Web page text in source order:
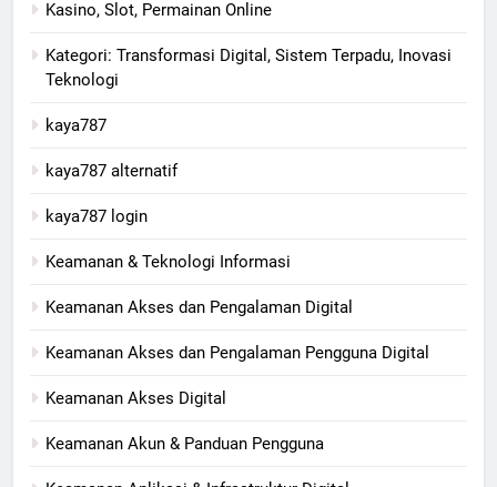
Kasino, Slot, Permainan Online
Kategori: Transformasi Digital, Sistem Terpadu, Inovasi
Teknologi
kaya787
kaya787 alternatif
kaya787 login
Keamanan & Teknologi Informasi
Keamanan Akses dan Pengalaman Digital
Keamanan Akses dan Pengalaman Pengguna Digital
Keamanan Akses Digital
Keamanan Akun & Panduan Pengguna